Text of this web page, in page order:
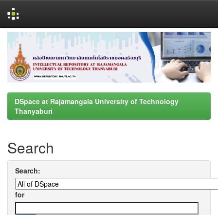
navigation
DSpace at Rajamangala University of Technology
Thanyaburi
Search
Search:
for